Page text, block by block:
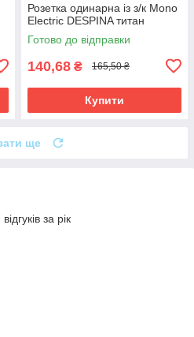
Розетка одинарна із з/к Mono
Electric DESPINA титан
Готово до відправки
140,68 ₴ 165,50 ₴
Купити
ще
за рік